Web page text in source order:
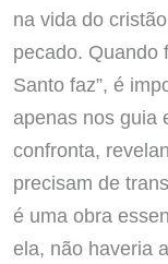
na vida do
pecado. Quando
Santo faz”, é
apenas nos guia
confronta,
precisam de
é uma obra
ela, não haveria